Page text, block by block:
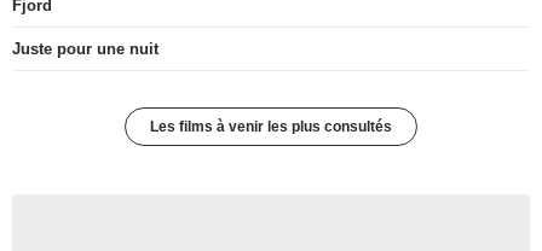
Fjord
Juste pour une nuit
Les films à venir les plus consultés